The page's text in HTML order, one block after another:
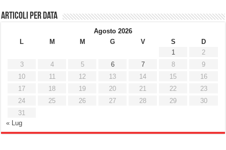
Articoli per data
Agosto 2026
L
M M G V S
D
1
2
3
4 5 6 7 8
9
10
11 12 13 14 15
16
17
18 19 20 21 22
23
24
25 26 27 28 29
30
31
« Lug